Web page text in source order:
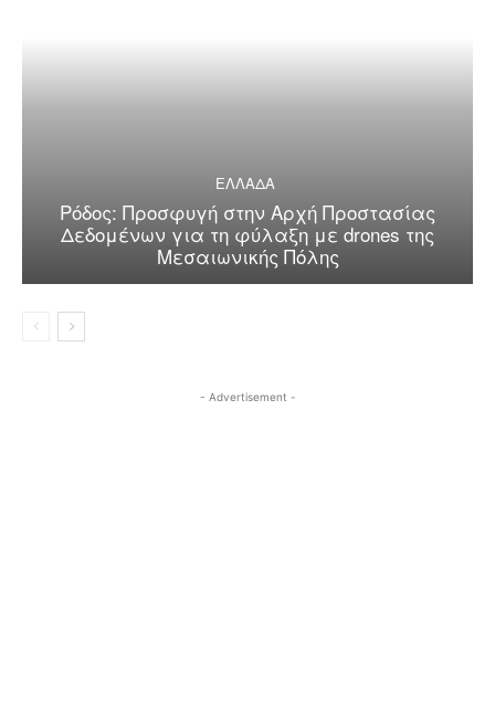
ΕΛΛΑΔΑ
Ρόδος: Προσφυγή στην Αρχή Προστασίας
Δεδομένων για τη φύλαξη με drones της
Μεσαιωνικής Πόλης
- Advertisement -